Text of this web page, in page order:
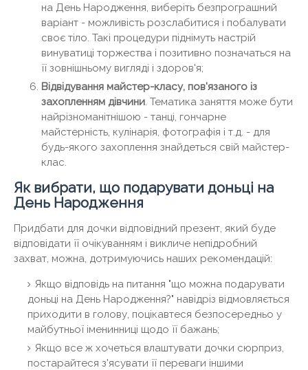
на День Народження, виберіть безпрограшний
варіант - можливість розслабитися і побалувати
своє тіло. Такі процедури піднімуть настрій
винуватиці торжества і позитивно позначаться на
її зовнішньому вигляді і здоров'я;
Відвідування майстер-класу, пов'язаного із
захопленням дівчини . Тематика заняття може бути
найрізноманітнішою - танці, гончарне
майстерність, кулінарія, фотографія і т.д. - для
будь-якого захоплення знайдеться свій майстер-
клас.
Як вибрати, що подарувати доньці на
День Народження
Придбати для дочки відповідний презент, який буде
відповідати її очікуванням і викличе непідробний
захват, можна, дотримуючись наших рекомендацій:
Якщо відповідь на питання "що можна подарувати
доньці на День Народження?" навідріз відмовляється
приходити в голову, поцікавтеся безпосередньо у
майбутньої іменинниці щодо її бажань;
Якщо все ж хочеться влаштувати дочки сюрприз,
постарайтеся з'ясувати її переваги іншими